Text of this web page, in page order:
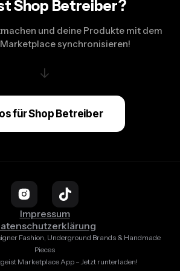
Shop Betreiber?
und deine Produkte mit dem
synchronisieren!
↓
für Shop Betreiber
Impressum
Fashion, Underground Brands & Handmade
Pieces
Marketplace App – Jetzt runterladen!